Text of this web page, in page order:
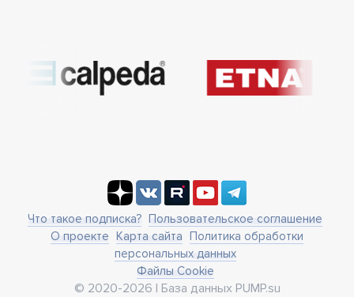
Что такое подписка? Пользовательское соглашение
О проекте Карта сайта Политика обработки
персональных данных
Файлы Cookie
© 2020-2026 | База данных PUMP.su